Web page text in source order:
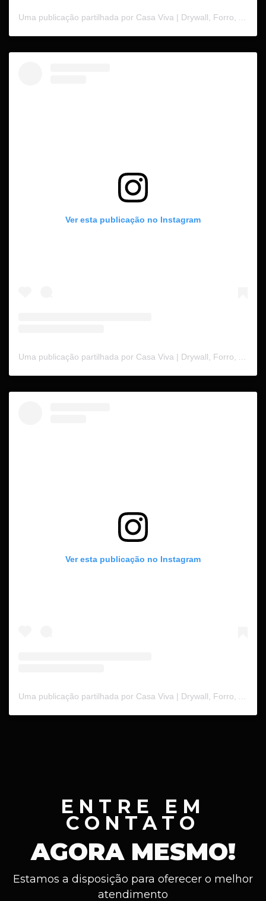
Uma publicação partilhada por Casa Viva | Drywall, Forro, Acústica Mobiliário Corporativo (@casaviva.se)
Ver esta publicação no Instagram
Ver esta publicação no Instagram
ENTRE EM
CONTATO
AGORA MESMO!
Estamos a disposição para oferecer o melhor
atendimento